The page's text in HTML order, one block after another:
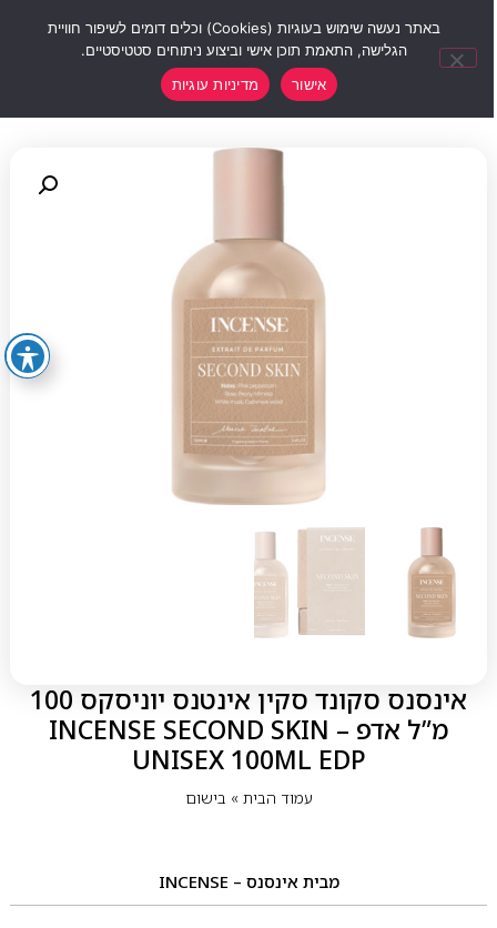
אינסנס סקונד סקין אינטנס יוניסקס 100
מ”ל אדפ – INCENSE SECOND SKIN
UNISEX 100ML EDP
עמוד הבית» בישום
מבית אינסנס – INCENSE
באתר נעשה שימוש בעוגיות (Cookies) וכלים דומים לשיפור חוויית
הגלישה, התאמת תוכן אישי וביצוע ניתוחים סטטיסטיים.
אישור
מדיניות עוגיות